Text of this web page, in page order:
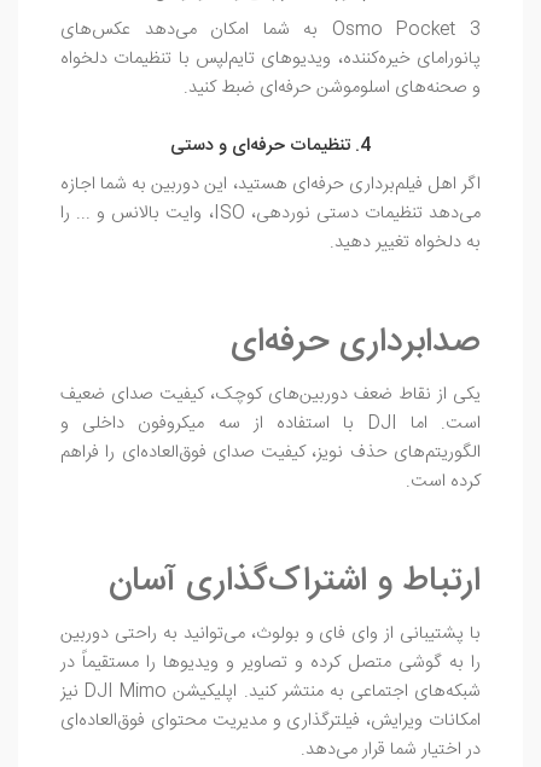
Osmo Pocket 3 به شما امکان می‌دهد عکس‌های
پانورامای خیره‌کننده، ویدیوهای تایم‌لپس با تنظیمات دلخواه
و صحنه‌های اسلوموشن حرفه‌ای ضبط کنید.
4. تنظیمات حرفه‌ای و دستی
اگر اهل فیلم‌برداری حرفه‌ای هستید، این دوربین به شما اجازه
می‌دهد تنظیمات دستی نوردهی، ISO، وایت بالانس و ... را
به دلخواه تغییر دهید.
صدابرداری حرفه‌ای
یکی از نقاط ضعف دوربین‌های کوچک، کیفیت صدای ضعیف
است. اما DJI با استفاده از سه میکروفون داخلی و
الگوریتم‌های حذف نویز، کیفیت صدای فوق‌العاده‌ای را فراهم
کرده است.
ارتباط و اشتراک‌گذاری آسان
با پشتیبانی از وای فای و بولوث، می‌توانید به‌ راحتی دوربین
را به گوشی متصل کرده و تصاویر و ویدیوها را مستقیماً در
شبکه‌های اجتماعی به منتشر کنید. اپلیکیشن DJI Mimo نیز
امکانات ویرایش، فیلترگذاری و مدیریت محتوای فوق‌العاده‌ای
در اختیار شما قرار می‌دهد.